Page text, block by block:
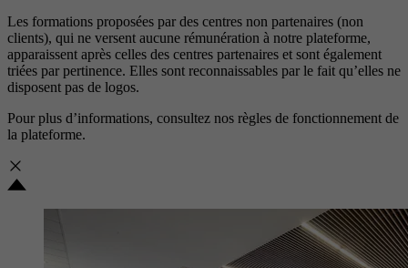
Les formations proposées par des centres non partenaires (non
clients), qui ne versent aucune rémunération à notre plateforme,
apparaissent après celles des centres partenaires et sont également
triées par pertinence. Elles sont reconnaissables par le fait qu’elles ne
disposent pas de logos.
Pour plus d’informations, consultez nos règles de fonctionnement de
la plateforme.